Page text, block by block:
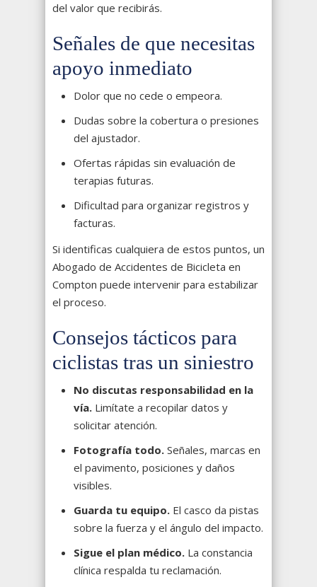
del valor que recibirás.
Señales de que necesitas
apoyo inmediato
Dolor que no cede o empeora.
Dudas sobre la cobertura o presiones
del ajustador.
Ofertas rápidas sin evaluación de
terapias futuras.
Dificultad para organizar registros y
facturas.
Si identificas cualquiera de estos puntos, un
Abogado de Accidentes de Bicicleta en
Compton puede intervenir para estabilizar
el proceso.
Consejos tácticos para
ciclistas tras un siniestro
No discutas responsabilidad en la
vía. Limítate a recopilar datos y
solicitar atención.
Fotografía todo. Señales, marcas en
el pavimento, posiciones y daños
visibles.
Guarda tu equipo. El casco da pistas
sobre la fuerza y el ángulo del impacto.
Sigue el plan médico. La constancia
clínica respalda tu reclamación.